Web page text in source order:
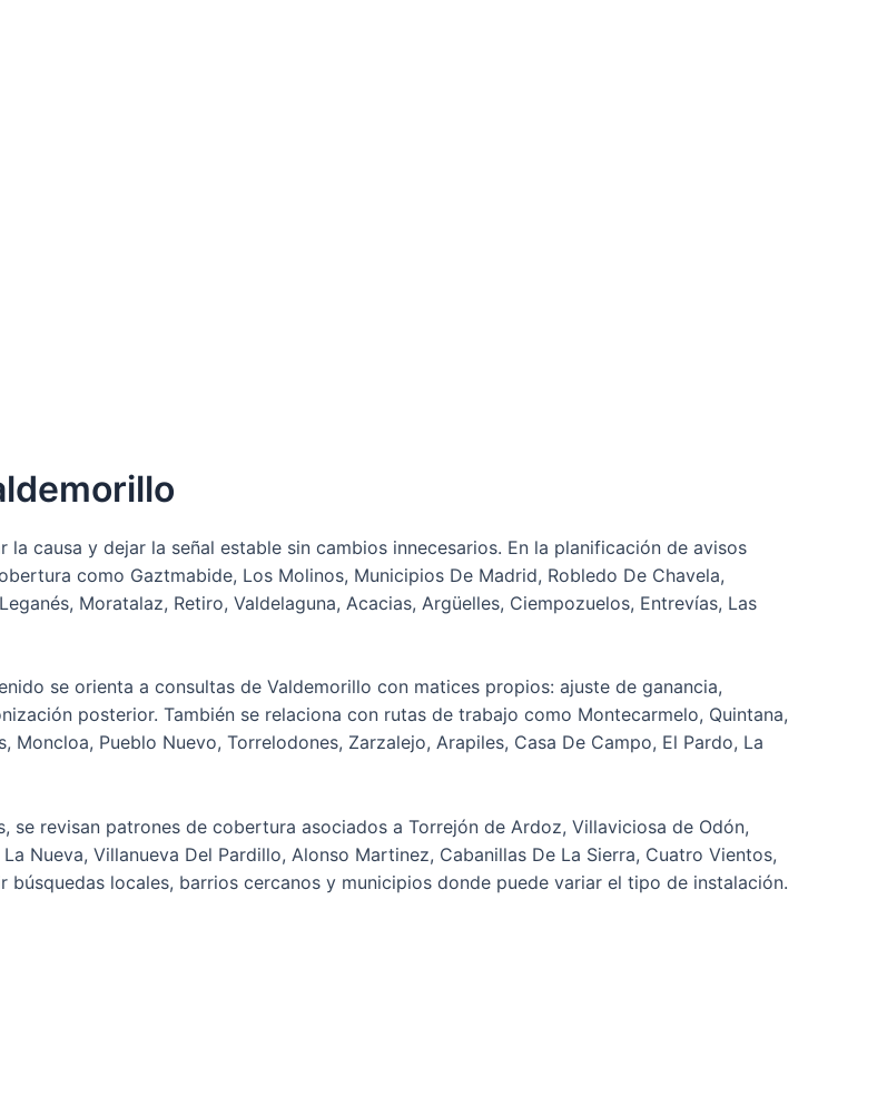
causa y dejar la señal estable sin cambios innecesarios. En la planificación de avisos
como Gaztmabide, Los Molinos, Municipios De Madrid, Robledo De Chavela,
Moratalaz, Retiro, Valdelaguna, Acacias, Argüelles, Ciempozuelos, Entrevías, Las
se orienta a consultas de Valdemorillo con matices propios: ajuste de ganancia,
posterior. También se relaciona con rutas de trabajo como Montecarmelo, Quintana,
Moncloa, Pueblo Nuevo, Torrelodones, Zarzalejo, Arapiles, Casa De Campo, El Pardo, La
se revisan patrones de cobertura asociados a Torrejón de Ardoz, Villaviciosa de Odón,
Nueva, Villanueva Del Pardillo, Alonso Martinez, Cabanillas De La Sierra, Cuatro Vientos,
búsquedas locales, barrios cercanos y municipios donde puede variar el tipo de instalación.